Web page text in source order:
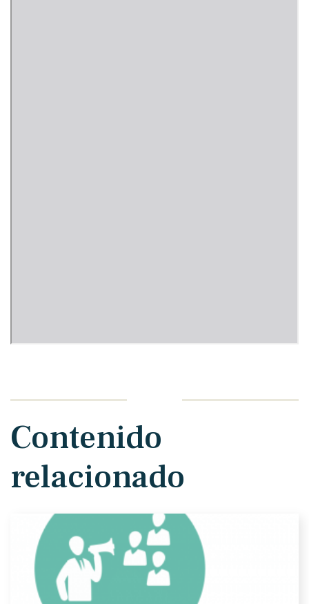
Contenido
relacionado